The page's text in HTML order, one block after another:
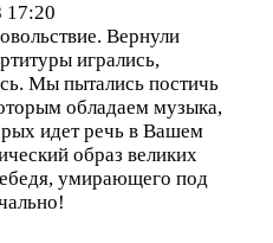
17:20
Вернули
игрались,
Мы пытались постичь
обладаем музыка,
идет речь в Вашем
образ великих
умирающего под